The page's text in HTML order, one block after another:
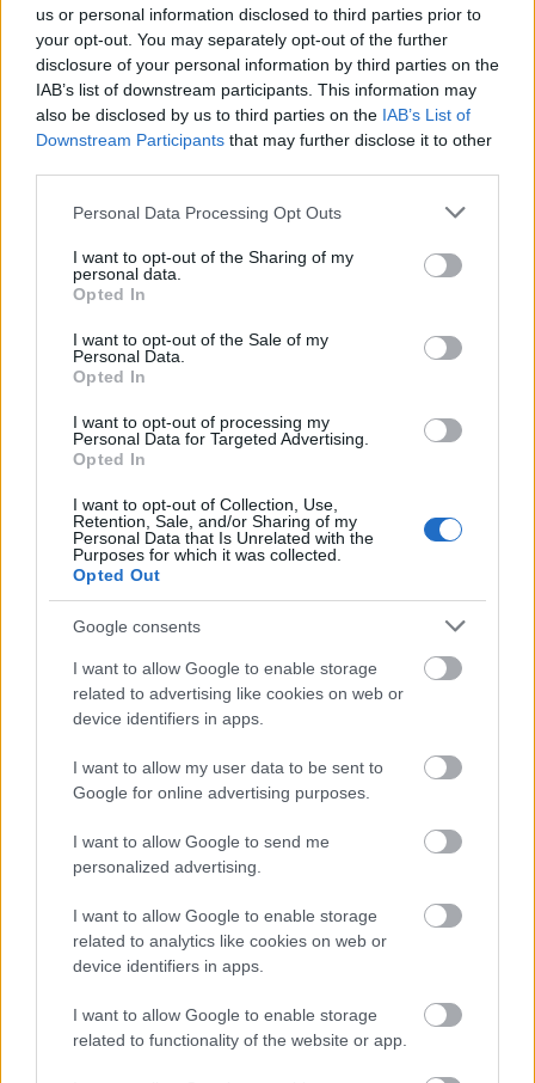
us or personal information disclosed to third parties prior to
your opt-out. You may separately opt-out of the further
disclosure of your personal information by third parties on the
IAB’s list of downstream participants. This information may
also be disclosed by us to third parties on the IAB’s List of
Downstream Participants that may further disclose it to other
Please note that this website/app uses one or more Google
not limited to your visit or usage behaviour. You may click to
grant or deny consent to Google and its third-party tags to
use your data for below specified purposes in below Google
consent section.
Personal Data Processing Opt Outs
I want to opt-out of the Sharing of my
personal data.
Opted In
I want to opt-out of the Sale of my
Personal Data.
Opted In
I want to opt-out of processing my
Personal Data for Targeted Advertising.
Opted In
I want to opt-out of Collection, Use,
Retention, Sale, and/or Sharing of my
Personal Data that Is Unrelated with the
Purposes for which it was collected.
Opted Out
Google consents
I want to allow Google to enable storage
related to advertising like cookies on web or
device identifiers in apps.
I want to allow my user data to be sent to
Google for online advertising purposes.
I want to allow Google to send me
personalized advertising.
I want to allow Google to enable storage
related to analytics like cookies on web or
device identifiers in apps.
I want to allow Google to enable storage
related to functionality of the website or app.
A kínaiak annyira nem izgulnak a sans és a sans serif
fontokon, nézzünk csak meg bármilyen ChiPodot.
Szerintem ez, bár itt-ott tényleg gagyi a mi
ízlésünknek, valahol arra is hajt, hogy behozza az
országba a kínai tőkét. Persze most még jókat
röhögünk, vagy éppen bosszankodunk a kínai
termékeken, de ugyanezt eljátszotta világ Japán és
Pár éven belül meg fog erősödni és fog akkora
minőségi változást mutatni a kínai termelés, hogy
ténylegesen számolni kelljen vele. Pénz és állami
akarat van hozzá dögivel.
16 éve
@Friedmann Juci [kreatívszajha]
most komolyan, miről maradtam le, mi az isten ez a
lakóhíd?
Môžeš mi pomôct'?
16 éve
A rác sikló már a levegőben van, a levegő
munkacsoport is beletörődött. A Délinek meg,
személy szerint én örülnék egyik legjobban (hát még
a Ráczos genya akinek ezentúl nem zavarnák az
álmát vonatok a Schweidelben). De ez sajnos teljesen
irreális a következő ötven évben, bár fel lehetne
hozni épp Kelenföldet a kellő léptékben, - de ehhez
Hubbard-féle kínai befektetői kalapot.
Friedmann Juci
16 éve